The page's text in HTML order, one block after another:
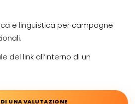
e linguistica per campagne
del link all’interno di un
UNA VALUTAZIONE